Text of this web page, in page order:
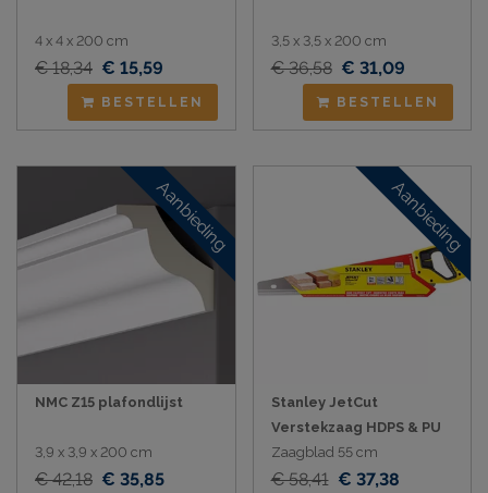
4 x 4 x 200 cm
€ 18,34 € 15,59
BESTELLEN
3,5 x 3,5 x 200 cm
€ 36,58 € 31,09
BESTELLEN
Aanbieding
NMC Z15 plafondlijst
3,9 x 3,9 x 200 cm
€ 42,18 € 35,85
Aanbieding
Stanley JetCut
Verstekzaag HDPS & PU
Zaagblad 55 cm
€ 58,41 € 37,38